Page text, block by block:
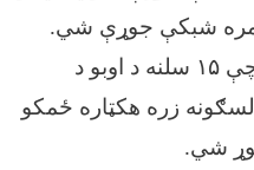
شبکې جوړې شي.
دغه شبکې ددې لامل کیږي، چې ۱۵ سلنه د اوبو د
زره هکټاره ځمکو